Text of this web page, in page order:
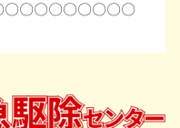
〇〇〇〇〇〇〇〇